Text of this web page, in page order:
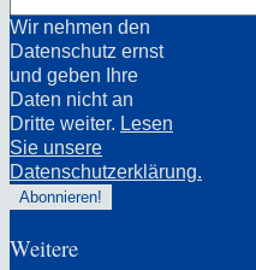
Wir nehmen den
Datenschutz ernst
und geben Ihre
Daten nicht an
Dritte weiter. Lesen
Sie unsere
Datenschutzerklärung.
Weitere